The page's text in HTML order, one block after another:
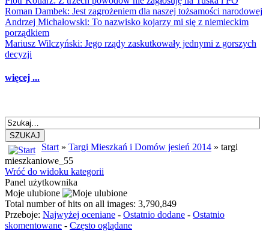
Roman Dambek: Jest zagrożeniem dla naszej tożsamości narodowej
Andrzej Michałowski: To nazwisko kojarzy mi się z niemieckim
porządkiem
Mariusz Wilczyński: Jego rządy zaskutkowały jednymi z gorszych
decyzji
więcej ...
SZUKAJ
Start » Targi Mieszkań i Domów jesień 2014 » targi
mieszkaniowe_55
Wróć do widoku kategorii
Panel użytkownika
Moje ulubione
Total number of hits on all images: 3,790,849
Przeboje: Najwyżej oceniane - Ostatnio dodane - Ostatnio
skomentowane - Często oglądane